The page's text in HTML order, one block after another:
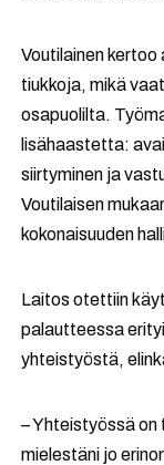
Voutilainen
tiukkoja, mikä
osapuolilta.
lisähaastetta:
siirtyminen ja
Voutilaisen
kokonaisuuden
Laitos otettiin
palautteessa
yhteistyöstä,
– Yhteistyössä on
mielestäni jo